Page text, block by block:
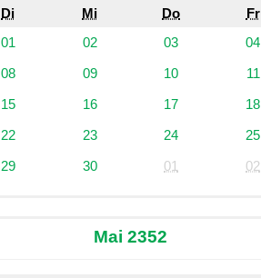
Di Mi Do Fr
01 02 03 04
08 09 10 11
15 16 17 18
22 23 24 25
29 30 01 02
Mai 2352